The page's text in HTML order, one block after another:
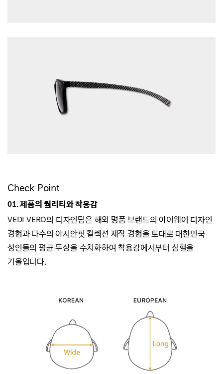
Check Point
01. 제품의 퀄리티와 착용감
VEDI VERO의 디자인팀은 해외 명품 브랜드의 아이웨어 디자인
경험과 다수의 아시안핏 컬렉션 제작 경험을 토대로 대한민국
성인들의 평균 두상을 수치화하여착용감에서부터 심혈을
기울입니다.